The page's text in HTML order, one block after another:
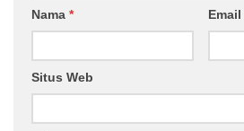
Nama * Email
Situs Web